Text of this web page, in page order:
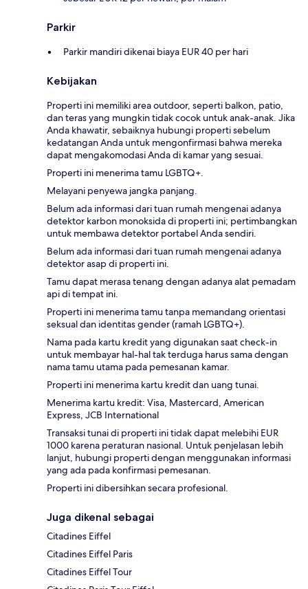
Parkir
Parkir mandiri dikenai biaya EUR 40 per hari
Kebijakan
Properti ini memiliki area outdoor, seperti balkon, patio,
dan teras yang mungkin tidak cocok untuk anak-anak. Jika
Anda khawatir, sebaiknya hubungi properti sebelum
kedatangan Anda untuk mengonfirmasi bahwa mereka
dapat mengakomodasi Anda di kamar yang sesuai.
Properti ini menerima tamu LGBTQ+.
Melayani penyewa jangka panjang.
Belum ada informasi dari tuan rumah mengenai adanya
detektor karbon monoksida di properti ini; pertimbangkan
untuk membawa detektor portabel Anda sendiri.
Belum ada informasi dari tuan rumah mengenai adanya
detektor asap di properti ini.
Tamu dapat merasa tenang dengan adanya alat pemadam
api di tempat ini.
Properti ini menerima tamu tanpa memandang orientasi
seksual dan identitas gender (ramah LGBTQ+).
Nama pada kartu kredit yang digunakan saat check-in
untuk membayar hal-hal tak terduga harus sama dengan
nama tamu utama pada pemesanan kamar.
Properti ini menerima kartu kredit dan uang tunai.
Menerima kartu kredit: Visa, Mastercard, American
Express, JCB International
Transaksi tunai di properti ini tidak dapat melebihi EUR
1000 karena peraturan nasional. Untuk penjelasan lebih
lanjut, hubungi properti dengan menggunakan informasi
yang ada pada konfirmasi pemesanan.
Properti ini dibersihkan secara profesional.
Juga dikenal sebagai
Citadines Eiffel
Citadines Eiffel Paris
Citadines Eiffel Tour